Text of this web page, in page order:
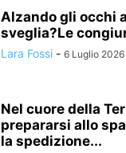
Alzando gli occhi
sveglia?Le
Lara Fossi - 6 Luglio 2026
Nel cuore della
prepararsi allo
la spedizione...